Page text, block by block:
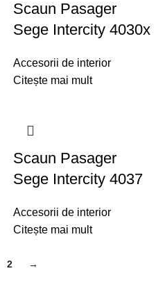
Scaun Pasager
Sege Intercity 4030x
Accesorii de interior
Citește mai mult
Scaun Pasager
Sege Intercity 4037
Accesorii de interior
Citește mai mult
2 →